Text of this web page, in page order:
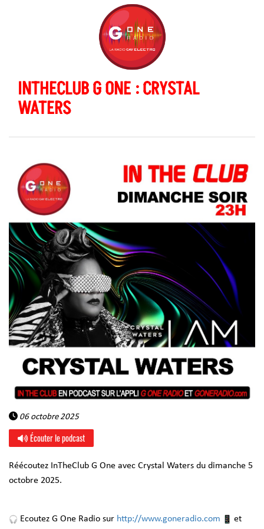
INTHECLUB G ONE : CRYSTAL
WATERS
06 octobre 2025
Écouter le podcast
Réécoutez InTheClub G One avec Crystal Waters du dimanche 5
octobre 2025.
Ecoutez G One Radio sur http://www.goneradio.com et